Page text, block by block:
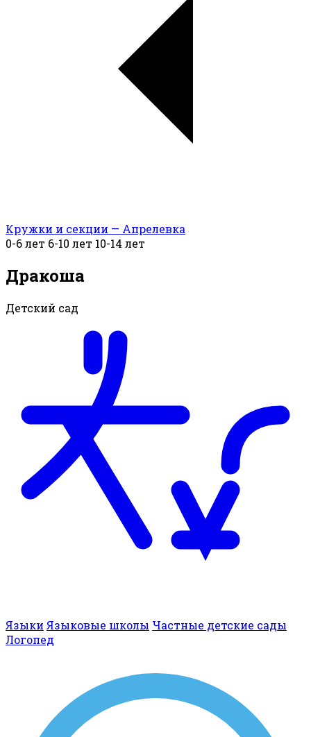
Кружки и секции — Апрелевка
0-6 лет 6-10 лет 10-14 лет
Дракоша
Детский сад
Языки Языковые школы Частные детские сады
Логопед